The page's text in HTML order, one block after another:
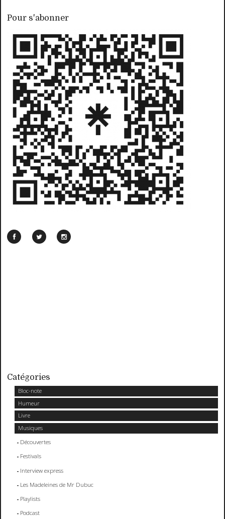
Pour s'abonner
Catégories
Bloc-note
Humeur
Livre
Musiques
Découvertes
Festivals
Interview express
Les Madeleines de Mr Dubuc
Playlists
Podcast